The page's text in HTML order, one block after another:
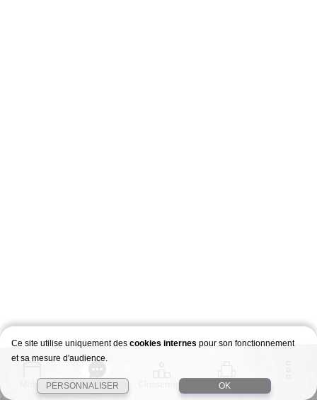
Match Story Classement Stages
Ce site utilise uniquement des cookies internes pour son fonctionnement
et sa mesure d'audience.
PERSONNALISER OK